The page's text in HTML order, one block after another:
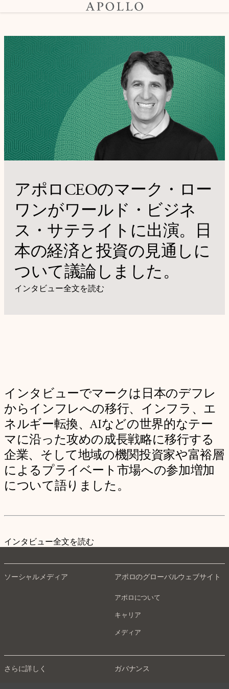
アポロCEOのマーク・ロー
ワンがワールド・ビジネ
ス・サテライトに出演。日
本の経済と投資の見通しに
ついて議論しました。
インタビュー全文を読む
インタビューでマークは日本のデフレ
からインフレへの移行、インフラ、エ
ネルギー転換、AIなどの世界的なテー
マに沿った攻めの成長戦略に移行する
企業、そして地域の機関投資家や富裕層
によるプライベート市場への参加増加
について語りました。
インタビュー全文を読む
ソーシャルメディア アポロのグローバルウェブサイト
アポロについて
キャリア
メディア
さらに詳しく ガバナンス